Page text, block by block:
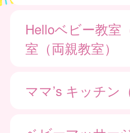
Helloベビー教室
室（両親教室）
ママ’s キッチン